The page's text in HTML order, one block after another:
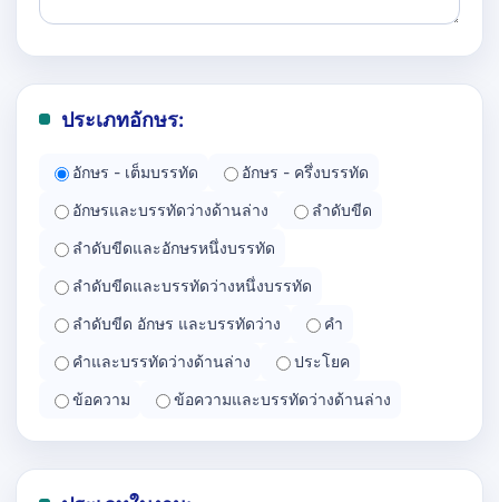
ประเภทอักษร:
อักษร - เต็มบรรทัด
อักษร - ครึ่งบรรทัด
อักษรและบรรทัดว่างด้านล่าง
ลำดับขีด
ลำดับขีดและอักษรหนึ่งบรรทัด
ลำดับขีดและบรรทัดว่างหนึ่งบรรทัด
ลำดับขีด อักษร และบรรทัดว่าง
คำ
คำและบรรทัดว่างด้านล่าง
ประโยค
ข้อความ
ข้อความและบรรทัดว่างด้านล่าง